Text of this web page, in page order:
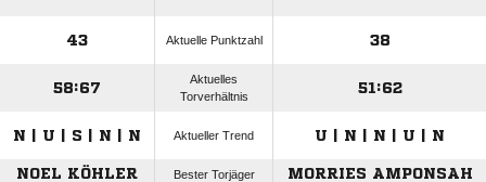
43 Aktuelle Punktzahl 38
58:67
Aktuelles
Torverhältnis
51:62
N | U | S | N | N Aktueller Trend U | N | N | U | N
NOEL KÖHLER
Bester Torjäger
MORRIES AMPONSAH